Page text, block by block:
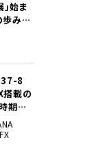
始ま
歩みを
8
搭載の
期見